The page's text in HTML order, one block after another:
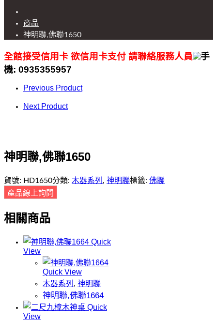
商品
神明聯,佛聯1650
全館接受信用卡 欲信用卡支付 請聯絡服務人員
手
機: 0935355957
Previous Product
Next Product
神明聯,佛聯1650
貨號: HD1650分類: 木器系列 , 神明聯標籤: 佛聯
相關商品
Quick
View
Quick View
木器系列 , 神明聯
神明聯,佛聯1664
Quick
View